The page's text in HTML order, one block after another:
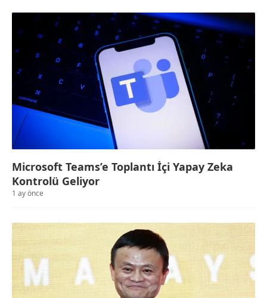
Microsoft Teams’e Toplantı İçi Yapay Zeka
Kontrolü Geliyor
1 ay önce